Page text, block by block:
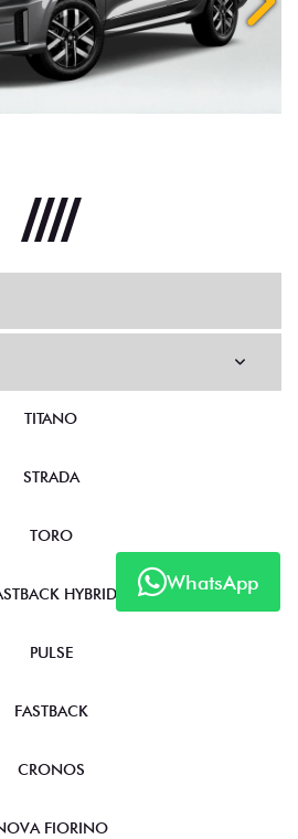
WhatsApp
TITANO
STRADA
TORO
HYBRID
PULSE
FASTBACK
CRONOS
FIORINO